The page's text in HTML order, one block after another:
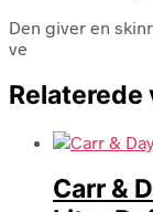
Den giver en
ve
Relaterede
Carr &